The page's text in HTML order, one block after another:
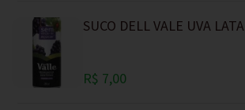
SUCO DELL VALE UVA LATA
R$ 7,00